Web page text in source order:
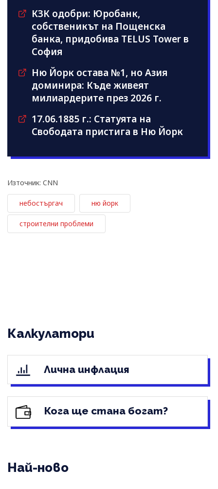
КЗК одобри: Юробанк,
собственикът на Пощенска
банка, придобива TELUS Tower в
София
Ню Йорк остава №1, но Азия
доминира: Къде живеят
милиардерите през 2026 г.
17.06.1885 г.: Статуята на
Свободата пристига в Ню Йорк
Източник: CNN
небостъргач ню йорк
строителни проблеми
Калкулатори
Лична инфлация
Кога ще стана богат?
Най-ново